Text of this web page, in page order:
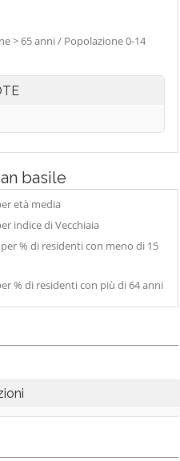
> 65 anni / Popolazione 0-14
basile
età media
indice di Vecchiaia
% di residenti con meno di 15
% di residenti con più di 64 anni